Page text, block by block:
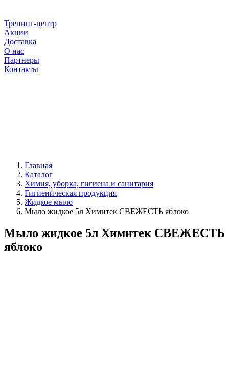
Тренинг-центр
Акции
Доставка
О нас
Партнеры
Контакты
Главная
Каталог
Химия, уборка, гигиена и санитария
Гигиеническая продукция
Жидкое мыло
Мыло жидкое 5л Химитек СВЕЖЕСТЬ яблоко
Мыло жидкое 5л Химитек СВЕЖЕСТЬ
яблоко